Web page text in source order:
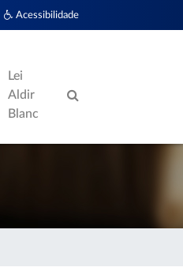
Acessibilidade
Lei
Aldir
Blanc